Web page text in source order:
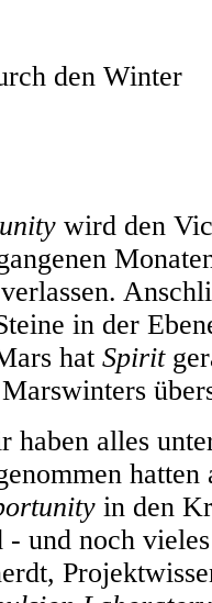
den Winter
wird den
in der
hat Spirit
haben alles
in den
- und noch